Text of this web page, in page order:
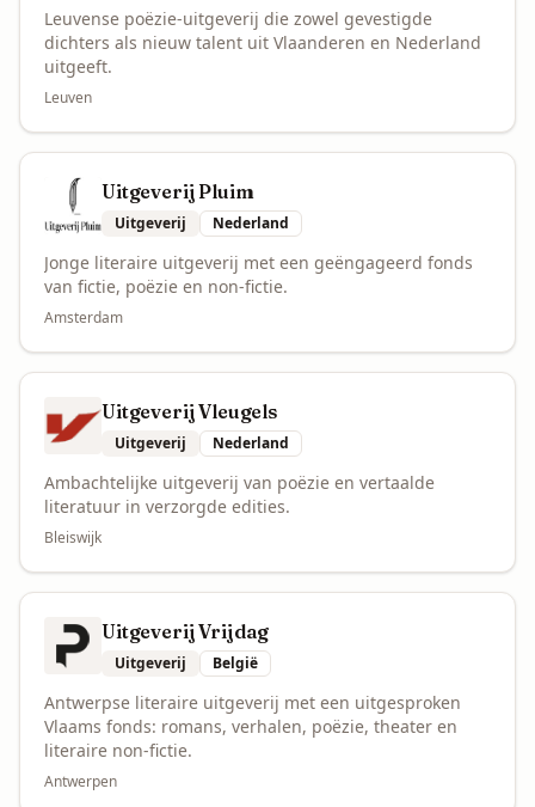
Leuvense poëzie-uitgeverij die zowel gevestigde
dichters als nieuw talent uit Vlaanderen en Nederland
uitgeeft.
Leuven
Uitgeverij Pluim
Uitgeverij Nederland
Jonge literaire uitgeverij met een geëngageerd fonds
van fictie, poëzie en non-fictie.
Amsterdam
Uitgeverij Vleugels
Uitgeverij Nederland
Ambachtelijke uitgeverij van poëzie en vertaalde
literatuur in verzorgde edities.
Bleiswijk
Uitgeverij Vrijdag
Uitgeverij België
Antwerpse literaire uitgeverij met een uitgesproken
Vlaams fonds: romans, verhalen, poëzie, theater en
literaire non-fictie.
Antwerpen